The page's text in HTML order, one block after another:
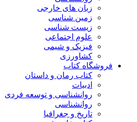
زبان های خارجی
زمین شناسی
زیست شناسی
علوم اجتماعی
فیزیک و شیمی
کشاورزی
فروشگاه کتاب
کتاب رمان و داستان
ادبیات
روانشناسی و توسعه فردی
روانشناسی
تاریخ و جغرافیا